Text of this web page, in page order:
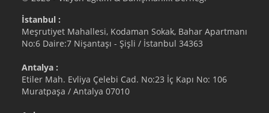
İstanbul :
Meşrutiyet Mahallesi, Kodaman Sokak, Bahar Apartmanı
No:6 Daire:7 Nişantaşı - Şişli / İstanbul 34363
Antalya :
Etiler Mah. Evliya Çelebi Cad. No:23 İç Kapı No: 106
Muratpaşa / Antalya 07010